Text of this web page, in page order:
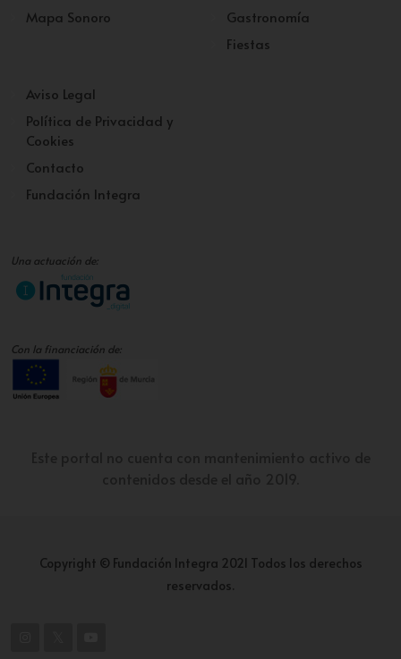
Mapa Sonoro
Gastronomía
Fiestas
Aviso Legal
Política de Privacidad y
Cookies
Contacto
Fundación Integra
Una actuación de:
Con la financiación de:
Copyright © Fundación Integra 2021 Todos los derechos
reservados.